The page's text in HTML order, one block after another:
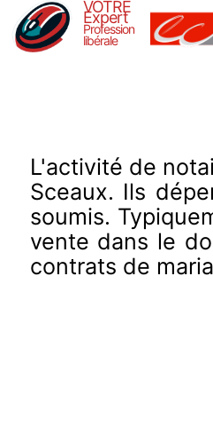
VOTRE
Expert
Profession
libérale
L'activité de
Sceaux. Ils
soumis.
vente dans le
contrats de